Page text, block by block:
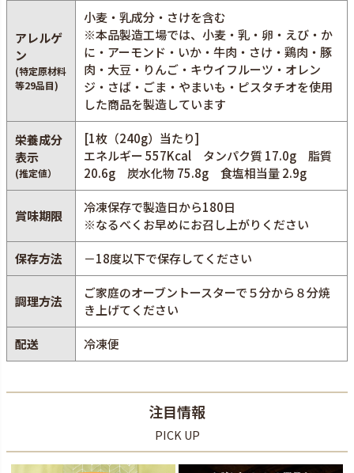
アレルゲ
ン
(特定原材料
等29品目)
小麦・乳成分・さけを含む
※本品製造工場では、小麦・乳・卵・えび・か
に・アーモンド・いか・牛肉・さけ・鶏肉・豚
肉・大豆・りんご・キウイフルーツ・オレン
ジ・さば・ごま・やまいも・ピスタチオを使用
した商品を製造しています
栄養成分
表示
(推定値）
[1枚（240g）当たり]
エネルギー 557Kcal タンパク質 17.0g 脂質
20.6g 炭水化物 75.8g 食塩相当量 2.9g
賞味期限
冷凍保存で製造日から180日
※なるべくお早めにお召し上がりください
保存方法 －18度以下で保存してください
調理方法
ご家庭のオーブントースターで５分から８分焼
き上げてください
配送 冷凍便
注目情報
PICK UP